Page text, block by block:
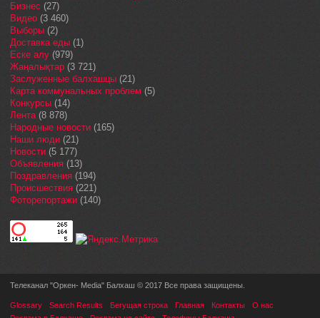
Бизнес (27)
Видео (3 460)
Выборы (2)
Доставка еды (1)
Еске алу (979)
Жаңалықтар (3 721)
Заслуженные балхашцы (21)
Карта коммунальных проблем (5)
Конкурсы (14)
Лента(8 878)
Народные новости (165)
Наши люди (21)
Новости (5 177)
Объявления (13)
Поздравления (194)
Происшествия (221)
Фоторепортажи (140)
Телеканал "Оркен- Media" Балхаш © 2017 Все права защищены.
Glossary Search Results Бегущая строка Главная Контакты
О нас